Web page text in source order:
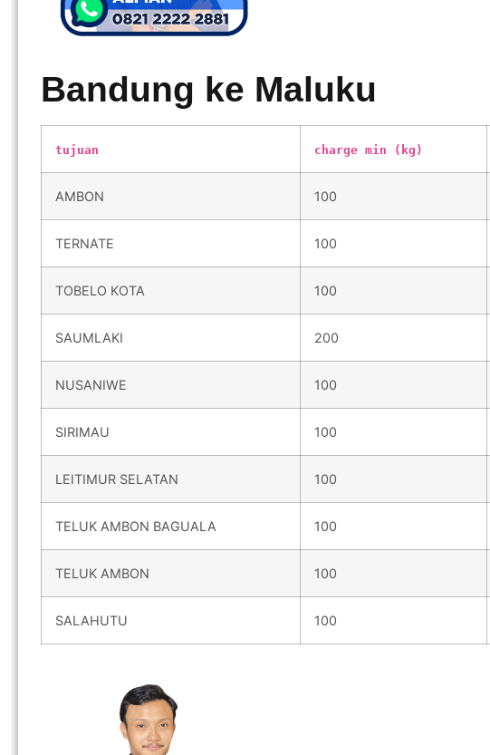
Bandung ke Maluku
tujuan charge min (kg)
AMBON 100
TERNATE 100
TOBELO KOTA 100
SAUMLAKI 200
NUSANIWE 100
SIRIMAU 100
LEITIMUR SELATAN 100
TELUK AMBON BAGUALA 100
TELUK AMBON 100
SALAHUTU 100